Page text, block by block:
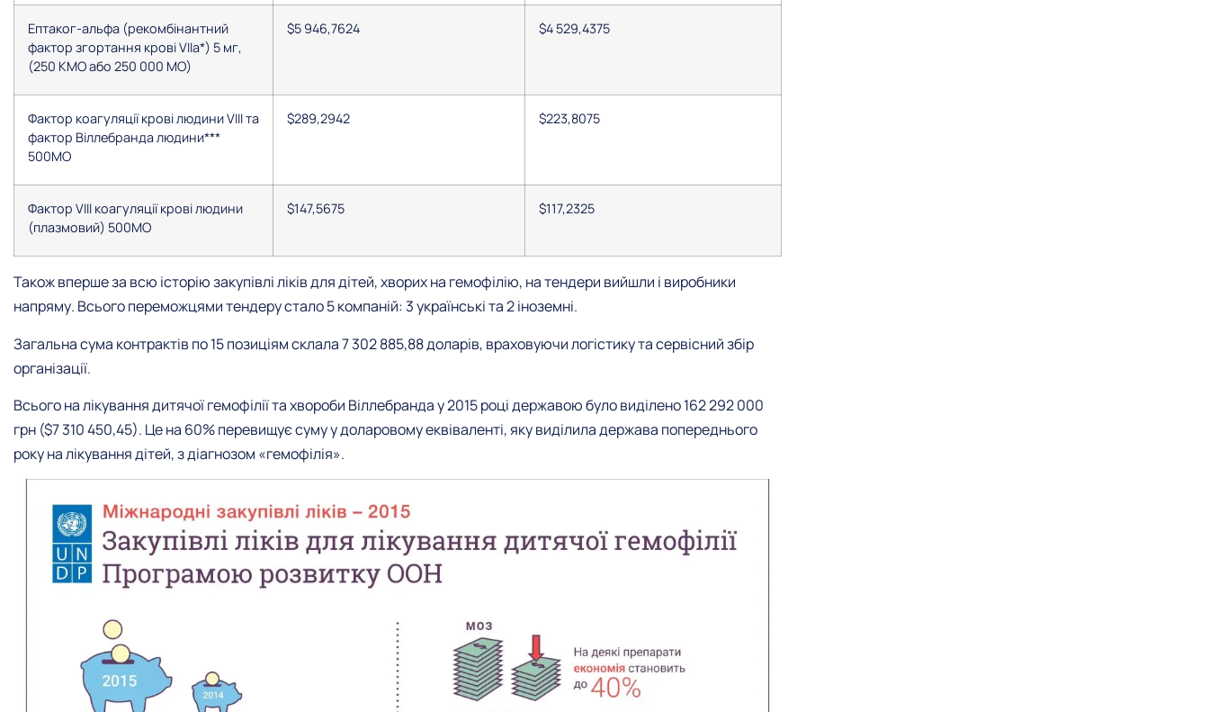
Ептаког-альфа (рекомбінантний
фактор згортання крові VIIа*) 5 мг,
(250 КМО або 250 000 МО)
$5 946,7624 $4 529,4375
Фактор коагуляції крові людини VIII та
фактор Віллебранда людини***
500МО
$289,2942 $223,8075
Фактор VIII коагуляції крові людини
(плазмовий) 500МО
$147,5675 $117,2325
Також вперше за всю історію закупівлі ліків для дітей, хворих на гемофілію, на тендери вийшли і виробники
напряму. Всього переможцями тендеру стало 5 компаній: 3 українські та 2 іноземні.
Загальна сума контрактів по 15 позиціям склала 7 302 885,88 доларів, враховуючи логістику та сервісний збір
організації.
Всього на лікування дитячої гемофілії та хвороби Віллебранда у 2015 році державою було виділено 162 292 000
грн ($7 310 450,45). Це на 60% перевищує суму у доларовому еквіваленті, яку виділила держава попереднього
року на лікування дітей, з діагнозом «гемофілія».